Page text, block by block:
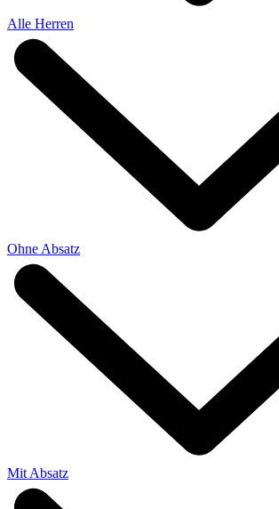
Alle Herren
Ohne Absatz
Mit Absatz